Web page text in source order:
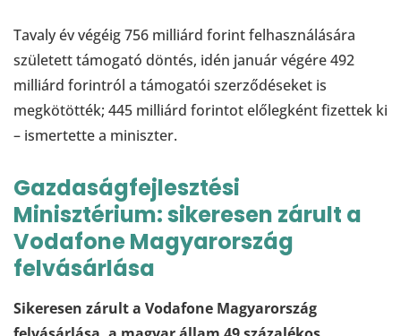
Tavaly év végéig 756 milliárd forint felhasználására
született támogató döntés, idén január végére 492
milliárd forintról a támogatói szerződéseket is
megkötötték; 445 milliárd forintot előlegként fizettek ki
– ismertette a miniszter.
Gazdaságfejlesztési
Minisztérium: sikeresen zárult a
Vodafone Magyarország
felvásárlása
Sikeresen zárult a Vodafone Magyarország